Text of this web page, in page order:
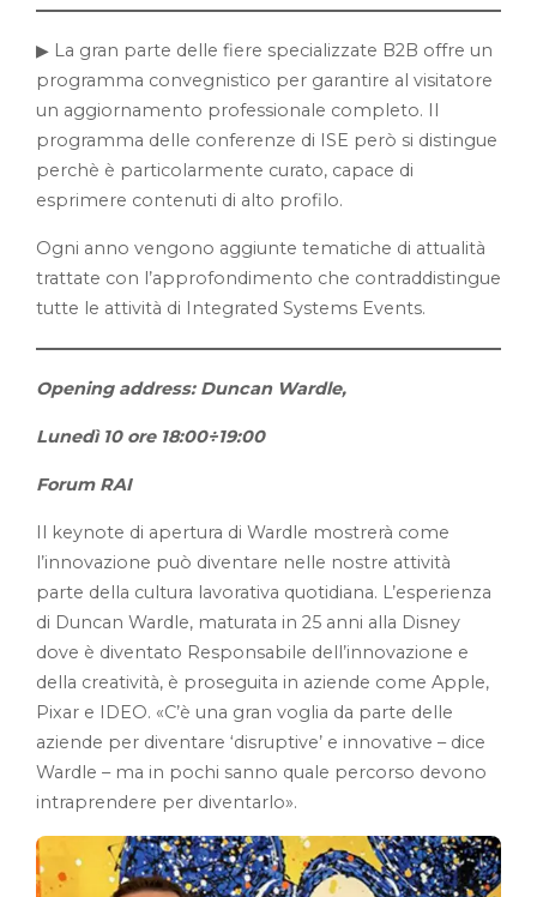
▶ La gran parte delle fiere specializzate B2B offre un
programma convegnistico per garantire al visitatore
un aggiornamento professionale completo. Il
programma delle conferenze di ISE però si distingue
perchè è particolarmente curato, capace di
esprimere contenuti di alto profilo.
Ogni anno vengono aggiunte tematiche di attualità
trattate con l’approfondimento che contraddistingue
tutte le attività di Integrated Systems Events.
Opening address: Duncan Wardle,
Lunedì 10 ore 18:00÷19:00
Forum RAI
Il keynote di apertura di Wardle mostrerà come
l’innovazione può diventare nelle nostre attività
parte della cultura lavorativa quotidiana. L’esperienza
di Duncan Wardle, maturata in 25 anni alla Disney
dove è diventato Responsabile dell’innovazione e
della creatività, è proseguita in aziende come Apple,
Pixar e IDEO. «C’è una gran voglia da parte delle
aziende per diventare ‘disruptive’ e innovative – dice
Wardle – ma in pochi sanno quale percorso devono
intraprendere per diventarlo».